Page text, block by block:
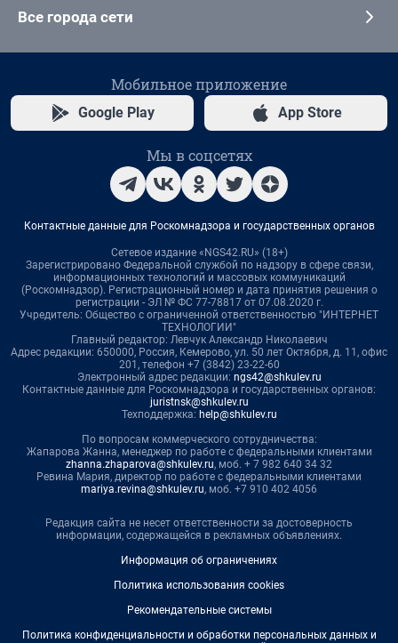
Все города сети
Мобильное приложение
Google Play App Store
Мы в соцсетях
Контактные данные для Роскомнадзора и государственных органов
Сетевое издание «NGS42.RU» (18+)
Зарегистрировано Федеральной службой по надзору в сфере связи,
информационных технологий и массовых коммуникаций
(Роскомнадзор). Регистрационный номер и дата принятия решения о
регистрации - ЭЛ № ФС 77-78817 от 07.08.2020 г.
Учредитель: Общество с ограниченной ответственностью "ИНТЕРНЕТ
ТЕХНОЛОГИИ"
Главный редактор: Левчук Александр Николаевич
Адрес редакции: 650000, Россия, Кемерово, ул. 50 лет Октября, д. 11, офис
201, телефон +7 (3842) 23-22-60
Электронный адрес редакции: ngs42@shkulev.ru
Контактные данные для Роскомнадзора и государственных органов:
juristnsk@shkulev.ru
Техподдержка: help@shkulev.ru
По вопросам коммерческого сотрудничества:
Жапарова Жанна, менеджер по работе с федеральными клиентами
zhanna.zhaparova@shkulev.ru, моб. + 7 982 640 34 32
Ревина Мария, директор по работе с федеральными клиентами
mariya.revina@shkulev.ru, моб. +7 910 402 4056
Редакция сайта не несет ответственности за достоверность
информации, содержащейся в рекламных объявлениях.
Информация об ограничениях
Политика использования cookies
Рекомендательные системы
Политика конфиденциальности и обработки персональных данных и